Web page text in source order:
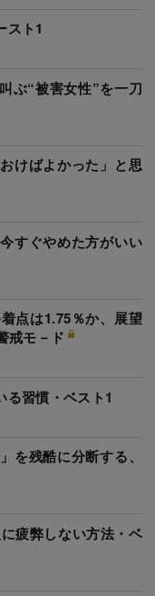
スト1
ぶ“被害女性”を一刀
けばよかった」と思
すぐやめた方がいい
点は1.75％か、展望
戒モ－ド
る習慣・ベスト1
を残酷に分断する、
疲弊しない方法・ベ